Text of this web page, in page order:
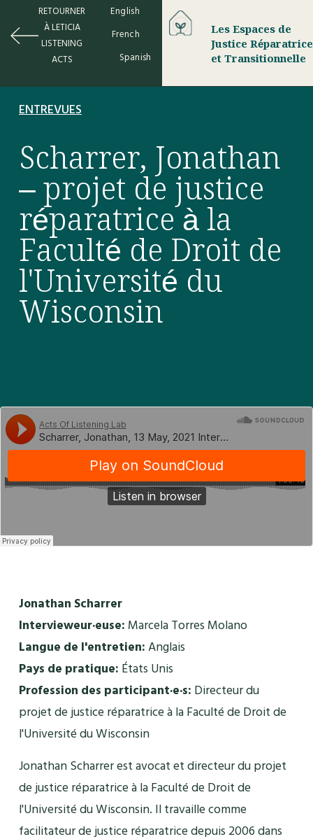
RETOURNER
À LETICIA
LISTENING
ACTS
English
French
Spanish
Les Espaces de
Justice Réparatrice
et Transitionnelle
ENTREVUES
Scharrer, Jonathan
– projet de justice
réparatrice à la
Faculté de Droit de
l'Université du
Wisconsin
Jonathan Scharrer
Intervieweur·euse: Marcela Torres Molano
Langue de l'entretien:Anglais
Pays de pratique: États Unis
Profession des participant·e·s: Directeur du
projet de justice réparatrice à la Faculté de Droit de
l'Université du Wisconsin
Jonathan Scharrer est avocat et directeur du projet
de justice réparatrice à la Faculté de Droit de
l'Université du Wisconsin. Il travaille comme
facilitateur de justice réparatrice depuis 2006 dans